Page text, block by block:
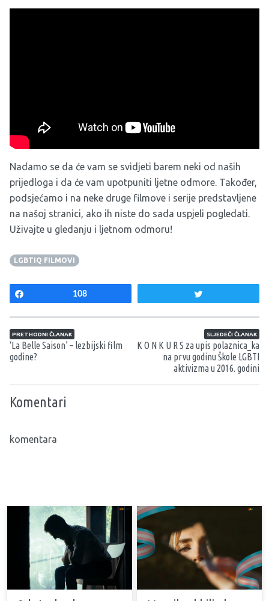
Nadamo se da će vam se svidjeti barem neki od naših
prijedloga i da će vam upotpuniti ljetne odmore. Također,
podsjećamo i na neke druge filmove i serije predstavljene
na našoj stranici, ako ih niste do sada uspjeli pogledati.
Uživajte u gledanju i ljetnom odmoru!
LGBTIQ FILMOVI
108
Navigacija članaka
PRETHODNI ČLANAK
‘La Belle Saison’ – lezbijski film
godine?
SLJEDEĆI ČLANAK
K O N K U R S za upis polaznica_ka
na prvu godinu Škole LGBTI
aktivizma u 2016. godini
Komentari
komentara